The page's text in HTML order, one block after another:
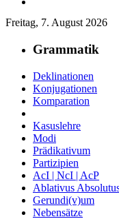
Freitag, 7. August 2026
Grammatik
Deklinationen
Konjugationen
Komparation
Kasuslehre
Modi
Prädikativum
Partizipien
AcI | NcI | AcP
Ablativus
Gerundi(v)um
Nebensätze